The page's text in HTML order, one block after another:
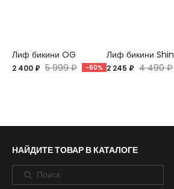
Лиф бикини OG
2 400 ₽ 5 999 ₽ -60%
Лиф бикини
2 245 ₽ 4 490 ₽
НАЙДИТЕ ТОВАР В КАТАЛОГЕ